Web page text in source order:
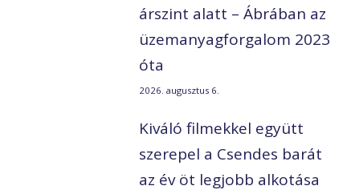
árszint alatt – Ábrában az
üzemanyagforgalom 2023
óta
2026. augusztus 6.
Kiváló filmekkel együtt
szerepel a Csendes barát
az év öt legjobb alkotása